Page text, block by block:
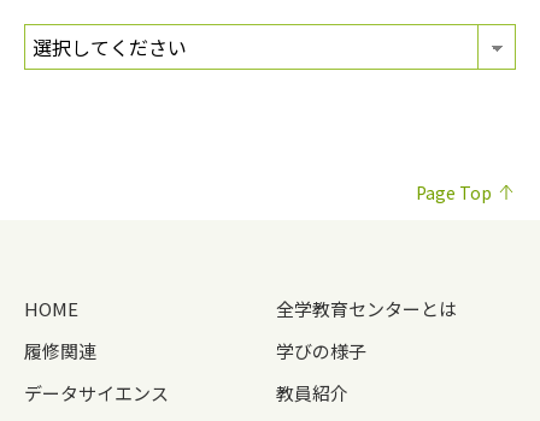
Page Top
HOME
全学教育センターとは
履修関連
学びの様子
データサイエンス
教員紹介